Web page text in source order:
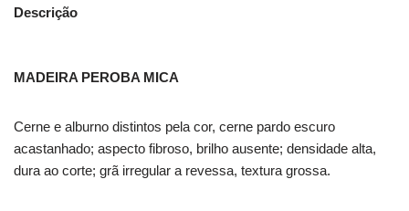
Descrição
MADEIRA PEROBA MICA
Cerne e alburno distintos pela cor, cerne pardo escuro
acastanhado; aspecto fibroso, brilho ausente; densidade alta,
dura ao corte; grã irregular a revessa, textura grossa.